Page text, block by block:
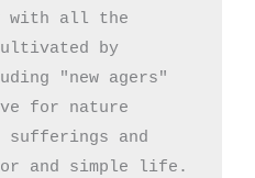
with all the
by
"new agers"
for nature
and
and simple life.